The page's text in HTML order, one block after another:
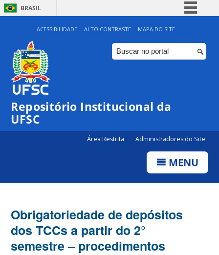
BRASIL
Simplifique!
Comunica BR
Participe
Canais
ACESSIBILIDADE ALTO CONTRASTE MAPA DO SITE
Repositório Institucional da
UFSC
Área Restrita Administradores do Site
MENU
Obrigatoriedade de depósitos
dos TCCs a partir do 2°
semestre – procedimentos